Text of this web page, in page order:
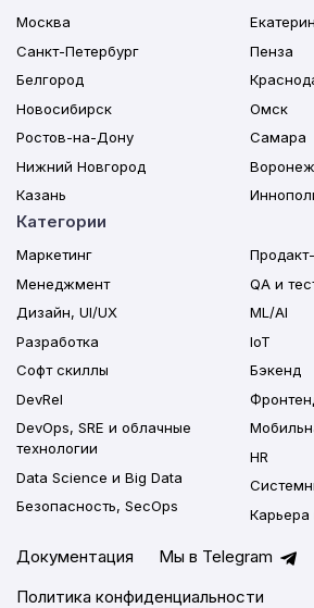
Москва
Санкт-Петербург
Белгород
Новосибирск
Ростов-на-Дону
Нижний Новгород
Казань
Пенза
Омск
Самара
Воронеж
Категории
Маркетинг
Менеджмент
Дизайн, UI/UX
Разработка
Софт скиллы
DevRel
DevOps, SRE и облачные
технологии
Data Science и Big Data
Безопасность, SecOps
QA и
ML/AI
IoT
Бэкенд
HR
Карьера
Документация
Мы в Telegram
Политика конфиденциальности